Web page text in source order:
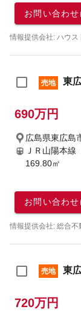
お問い合わ
情報提供会社: ハウ
売地 東
690万円
広島県東広島
ＪＲ山陽本
169.80㎡
お問い合わ
情報提供会社: 総合不
売地 東
720万円